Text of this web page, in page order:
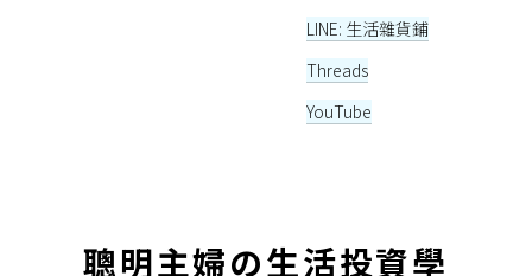
LINE: 生活雜貨鋪
Threads
YouTube
聰明主婦の生活投資學